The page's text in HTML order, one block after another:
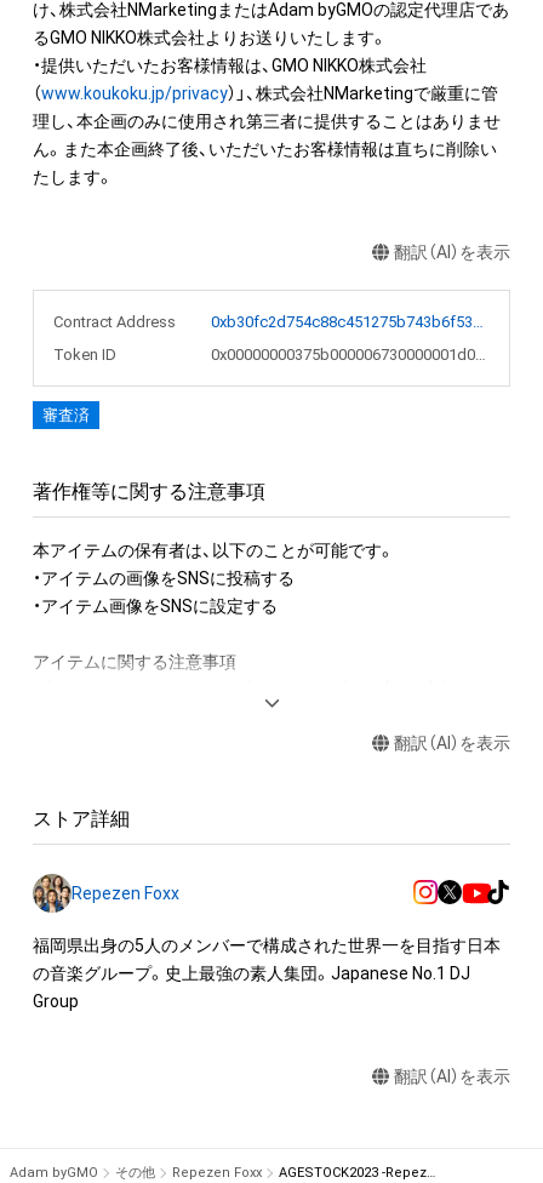
け、株式会社NMarketingまたはAdam byGMOの認定代理店であ
るGMO NIKKO株式会社よりお送りいたします。
・提供いただいたお客様情報は、GMO NIKKO株式会社
（www.koukoku.jp/privacy）」、株式会社NMarketingで厳重に管
理し、本企画のみに使用され第三者に提供することはありませ
ん。また本企画終了後、いただいたお客様情報は直ちに削除い
たします。
翻訳（AI）を表示
Contract Address
0xb30fc2d754c88c451275b743b6f530f19f643683
Token ID
0x00000000375b000006730000001d0c8f
審査済
著作権等に関する注意事項
本アイテムの保有者は、以下のことが可能です。
・アイテムの画像をSNSに投稿する
・アイテム画像をSNSに設定する
アイテムに関する注意事項
権(著作権、特許権、実用新案権、商標権、意匠権その他の知的財
作権を有する方、著作隣接権の権利者またはその管理委託を受
を保有していたとしても、本アイテムに関する創作物にかかる
知的財産権を有することを意味しません。
・本アイテムの著作権を有する方、著作隣接権の権利者またはそ
の管理委託を受けている者からの事前の同意なしに、上記の「本
アイテムの保有者が有する権利」の範囲を超えた行為、知的財産
であると判断した場合、利用をお断りさせていただきます。
翻訳（AI）を表示
ストア詳細
Repezen Foxx
福岡県出身の5人のメンバーで構成された世界一を目指す日本
の音楽グループ。史上最強の素人集団。Japanese No.1 DJ
Group
翻訳（AI）を表示
Adam byGMO その他 Repezen Foxx AGESTOCK2023 -Repezen Foxx TOKYO LIFE- in 国立代々木競技場 第一体育館 来場者限定デジタルグッズ